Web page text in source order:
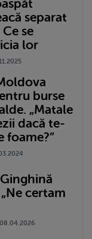
separat
se
lor
burse
„Matale
dacă te-
foame?”
certam
08.04.2026